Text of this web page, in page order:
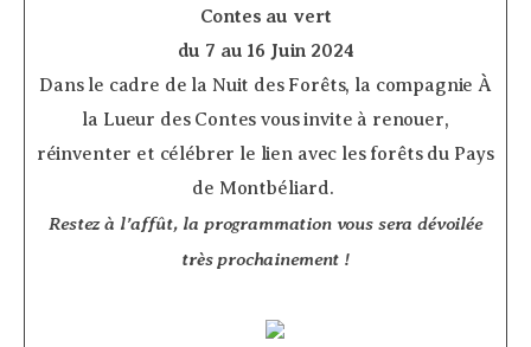
Contes au vert
du 7 au 16 Juin 2024
Dans le cadre de la Nuit des Forêts, la compagnie À
la Lueur des Contes vous invite à renouer,
réinventer et célébrer le lien avec les forêts du Pays
de Montbéliard.
Restez à l’affût, la programmation vous sera dévoilée
très prochainement !